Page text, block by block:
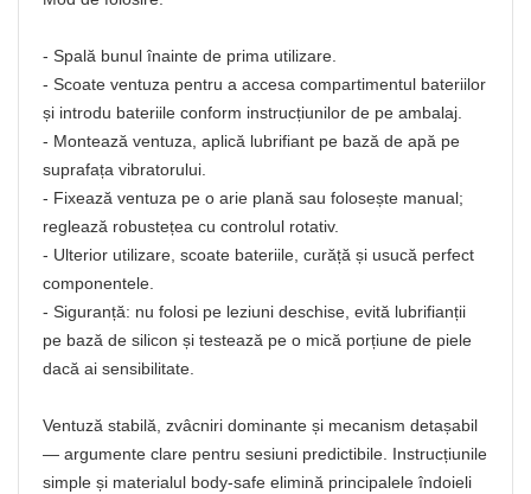
- Spală bunul înainte de prima utilizare.
- Scoate ventuza pentru a accesa compartimentul bateriilor
și introdu bateriile conform instrucțiunilor de pe ambalaj.
- Montează ventuza, aplică lubrifiant pe bază de apă pe
suprafața vibratorului.
- Fixează ventuza pe o arie plană sau folosește manual;
reglează robustețea cu controlul rotativ.
- Ulterior utilizare, scoate bateriile, curăță și usucă perfect
componentele.
- Siguranță: nu folosi pe leziuni deschise, evită lubrifianții
pe bază de silicon și testează pe o mică porțiune de piele
dacă ai sensibilitate.
Ventuză stabilă, zvâcniri dominante și mecanism detașabil
— argumente clare pentru sesiuni predictibile. Instrucțiunile
simple și materialul body-safe elimină principalele îndoieli